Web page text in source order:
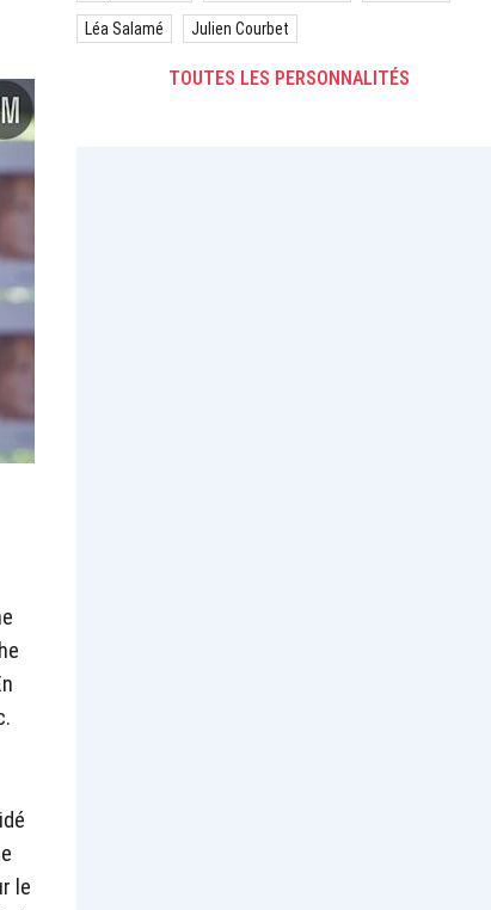
le
Léa Salamé Julien Courbet
TOUTES LES PERSONNALITÉS